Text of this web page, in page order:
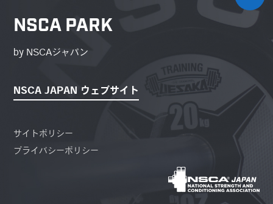
NSCA PARK
by NSCAジャパン
NSCA JAPAN ウェブサイト
サイトポリシー
プライバシーポリシー